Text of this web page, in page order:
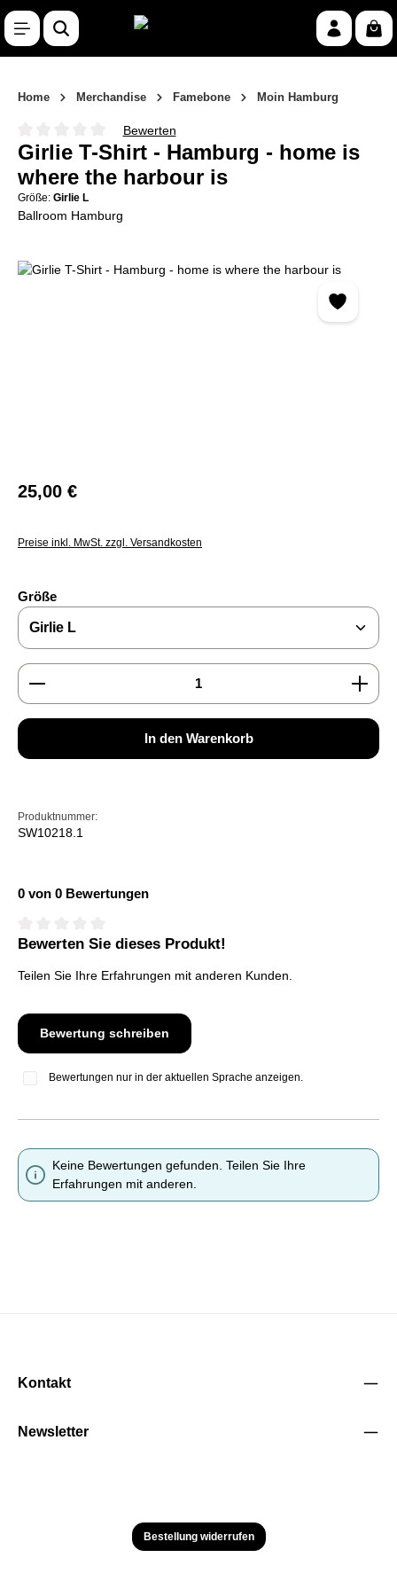
Zum Hauptinhalt springen
Home Merchandise Famebone Moin Hamburg
Durchschnittliche Bewertung von 0 von 5 Sternen
Bewerten
Girlie T-Shirt - Hamburg - home is
where the harbour is
Größe: Girlie L
Ballroom Hamburg
Bildergalerie überspringen
Regulärer Preis:
25,00 €
Preise inkl. MwSt. zzgl. Versandkosten
Größeauswählen
Produkt Anzahl: Gib den gewünschten Wert ein
In den Warenkorb
Produktnummer:
SW10218.1
0 von 0 Bewertungen
Durchschnittliche Bewertung von 0 von 5 Sternen
Bewerten Sie dieses Produkt!
Teilen Sie Ihre Erfahrungen mit anderen Kunden.
Bewertung schreiben
Bewertungen nur in der aktuellen Sprache anzeigen.
Keine Bewertungen gefunden. Teilen Sie Ihre
Erfahrungen mit anderen.
Kontakt
Newsletter
Bestellung widerrufen